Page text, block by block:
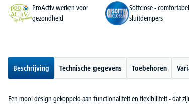
ProActiv werken voor
gezondheid
Softclose -
sluitdempers
Beschrijving Technische gegevens Toebehoren
Een mooi design gekoppeld aan functionaliteit en flexibiliteit - dat